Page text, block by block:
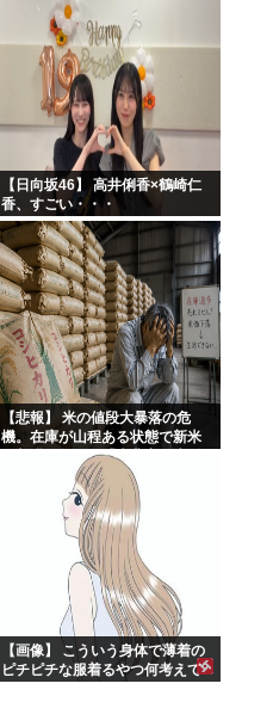
【日向坂46】 高井俐香×鶴崎仁
香、すごい・・・
【悲報】 米の値段大暴落の危
機。在庫が山程ある状態で新米
の収穫始まる。「米農家が生活
【画像】 こういう身体で薄着の
ピチピチな服着るやつ何考えて